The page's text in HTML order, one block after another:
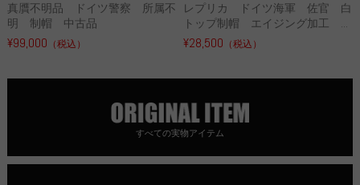
真贋不明品 ドイツ警察 所属不
明 制帽 中古品
¥99,000 （税込）
レプリカ ドイツ海軍 佐官 白
トップ制帽 エイジング加工 ...
¥28,500 （税込）
すべての実物アイテム